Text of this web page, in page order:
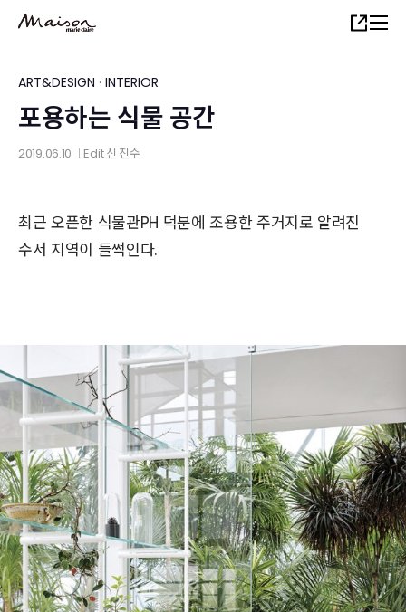
content
Share
ART&DESIGN · INTERIOR
포용하는 식물 공간
2019.06.10 Edit신 진수
최근 오픈한 식물관PH 덕분에 조용한 주거지로 알려진
수서 지역이 들썩인다.